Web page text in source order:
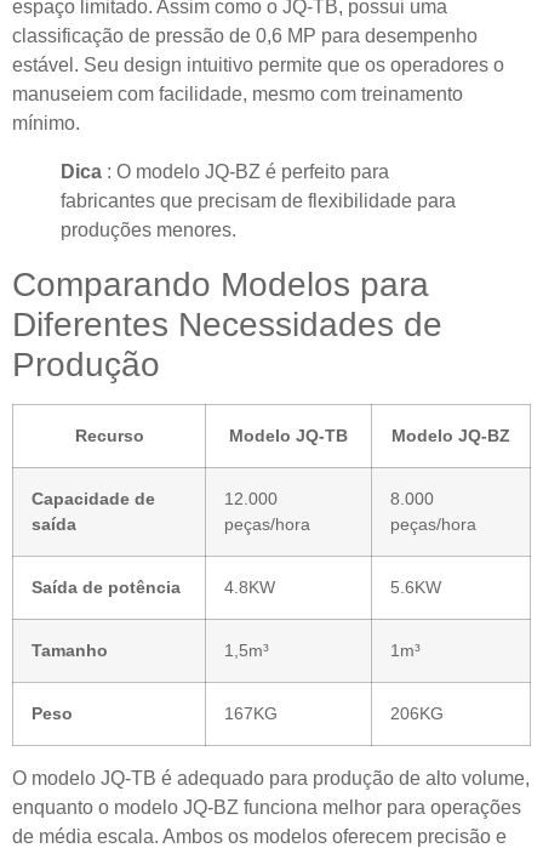
espaço limitado. Assim como o JQ-TB, possui uma
classificação de pressão de 0,6 MP para desempenho
estável. Seu design intuitivo permite que os operadores o
manuseiem com facilidade, mesmo com treinamento
mínimo.
Dica : O modelo JQ-BZ é perfeito para
fabricantes que precisam de flexibilidade para
produções menores.
Comparando Modelos para
Diferentes Necessidades de
Produção
Recurso Modelo JQ-TB Modelo JQ-BZ
Capacidade de
saída
12.000
peças/hora
8.000
peças/hora
Saída de potência 4.8KW 5.6KW
Tamanho 1,5m³ 1m³
Peso 167KG 206KG
O modelo JQ-TB é adequado para produção de alto volume,
enquanto o modelo JQ-BZ funciona melhor para operações
de média escala. Ambos os modelos oferecem precisão e